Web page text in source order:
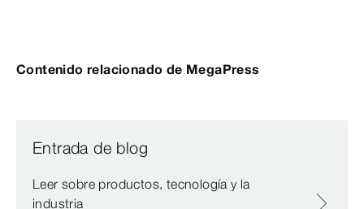
Contenido relacionado de MegaPress
Entrada de blog
Leer sobre productos, tecnología y la
industria